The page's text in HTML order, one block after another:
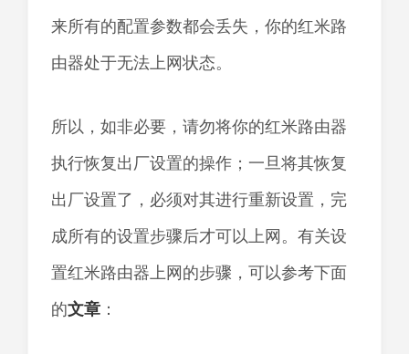
来所有的配置参数都会丢失，你的红米路
由器处于无法上网状态。
所以，如非必要，请勿将你的红米路由器
执行恢复出厂设置的操作；一旦将其恢复
出厂设置了，必须对其进行重新设置，完
成所有的设置步骤后才可以上网。有关设
置红米路由器上网的步骤，可以参考下面
的文章 ：